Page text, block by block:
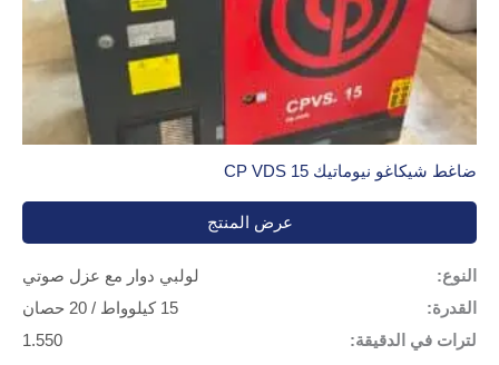
ضاغط شيكاغو نيوماتيك CP VDS 15
عرض المنتج
النوع:
لولبي دوار مع عزل صوتي
القدرة:
15 كيلوواط / 20 حصان
لترات في الدقيقة:
1.550